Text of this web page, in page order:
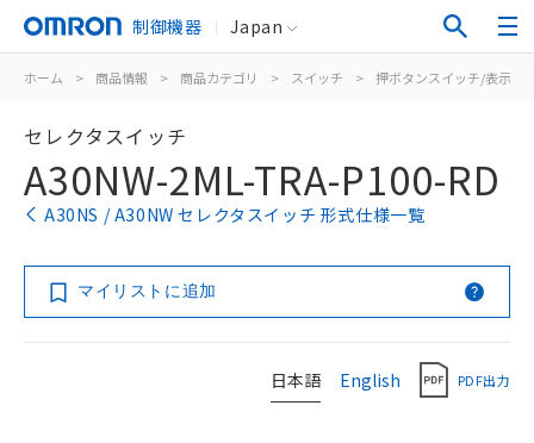
制御機器 Japan
ホーム > 商品情報 > 商品カテゴリ > スイッチ > 押ボタンスイッチ/表示灯
セレクタスイッチ
A30NW-2ML-TRA-P100-RD
A30NS / A30NW セレクタスイッチ 形式仕様一覧
マイリストに追加
日本語 English PDF出力